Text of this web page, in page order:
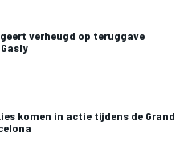
verheugd op teruggave
komen in actie tijdens de Grand